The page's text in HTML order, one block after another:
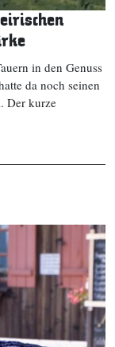
in den Genuss
da noch seinen
Der kurze